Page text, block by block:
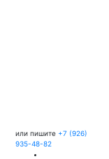
или пишите +7 (926)
935-48-82